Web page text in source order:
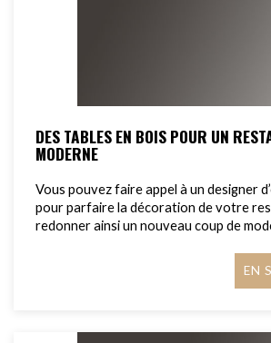
DES TABLES EN BOIS POUR UN
MODERNE
Vous pouvez faire appel à un designer
pour parfaire la décoration de votre
redonner ainsi un nouveau coup de
EN